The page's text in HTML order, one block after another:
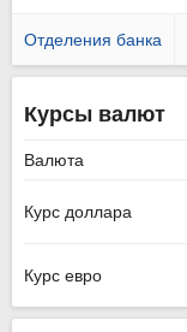
044 354 1515.
Отделения банка
Курсы валют
Валюта
Курс доллара
Курс евро